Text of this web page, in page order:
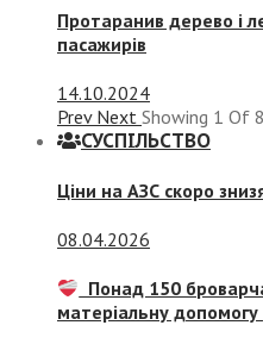
Протаранив дерево і
пасажирів
14.10.2024
Prev Next Showing 1 Of
СУСПIЛЬСТВО
Ціни на АЗС скоро
08.04.2026
Понад 150
матеріальну допомогу